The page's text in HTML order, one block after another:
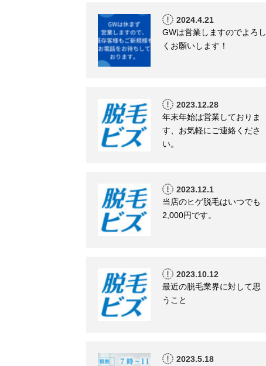
2024.4.21
GWは営業しますのでよろし
くお願いします！
2023.12.28
年末年始は営業しておりま
す、お気軽にご連絡くださ
い。
2023.12.1
当店のヒゲ脱毛はいつでも
2,000円です。
2023.10.12
最近の脱毛業界に対して思
うこと
2023.5.18